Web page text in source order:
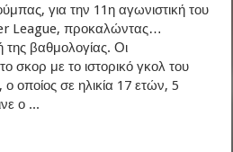
για την 11η αγωνιστική του
League, προκαλώντας…
βαθμολογίας. Οι
σκορ με το ιστορικό γκολ του
σε ηλικία 17 ετών, 5
ο ...